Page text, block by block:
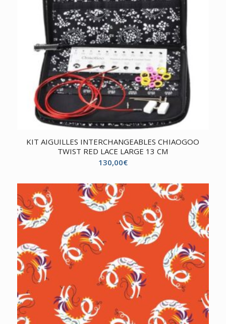
KIT AIGUILLES INTERCHANGEABLES CHIAOGOO
TWIST RED LACE LARGE 13 CM
130,00€